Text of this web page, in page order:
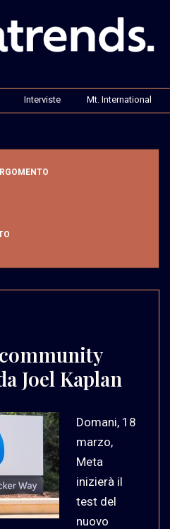
Interviste Mt. International
Joel Kaplan
Domani, 18
marzo,
Meta
inizierà il
test del
nuovo